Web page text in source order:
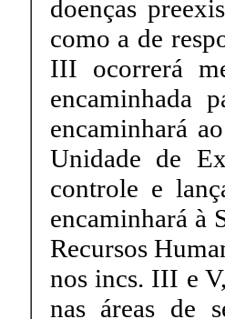
doenças
como a de
III ocorrerá
encaminhada
encaminhará
Unidade de
controle e
encaminhará à
Recursos
nos incs. III e
nas áreas de